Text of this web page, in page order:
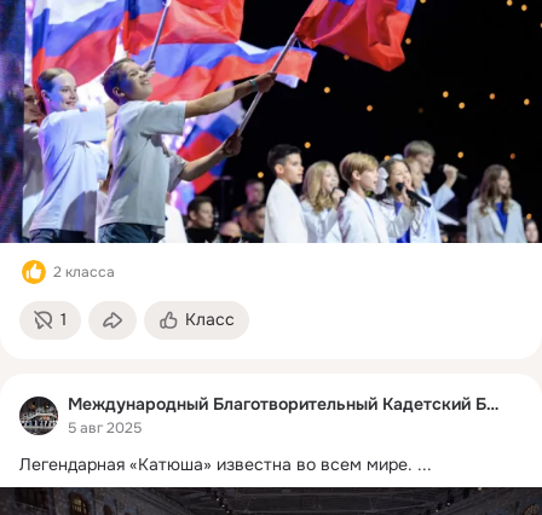
2 класса
1 Класс
Международный Благотворительный Кадетский Бал
5 авг 2025
Легендарная «Катюша» известна во всем мире. ...